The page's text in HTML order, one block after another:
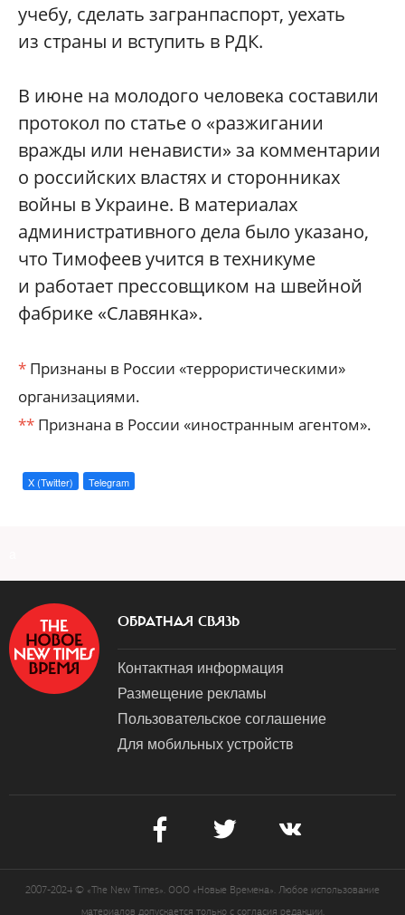
учебу, сделать загранпаспорт, уехать
из страны и вступить в РДК.
В июне на молодого человека составили
протокол по статье о «разжигании
вражды или ненависти» за комментарии
о российских властях и сторонниках
войны в Украине. В материалах
административного дела было указано,
что Тимофеев учится в техникуме
и работает прессовщиком на швейной
фабрике «Славянка».
* Признаны в России «террористическими»
организациями.
** Признана в России «иностранным агентом».
X (Twitter) Telegram
ОБРАТНАЯ СВЯЗЬ
Контактная информация
Размещение рекламы
Пользовательское соглашение
Для мобильных устройств
2007-2024 © «The New Times». ООО «Новые Времена». Любое использование
материалов допускается только с согласия редакции.